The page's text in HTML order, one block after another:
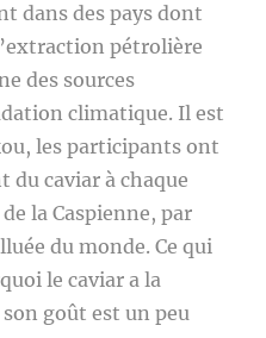
dans des pays dont
pétrolière
des sources
climatique. Il est
les participants ont
du caviar à chaque
la Caspienne, par
du monde. Ce qui
le caviar a la
goût est un peu